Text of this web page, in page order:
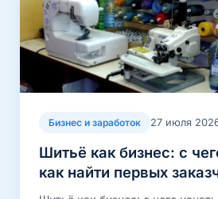
Бизнес и заработок 27 июля
Шитьё как бизнес: с
как найти первых